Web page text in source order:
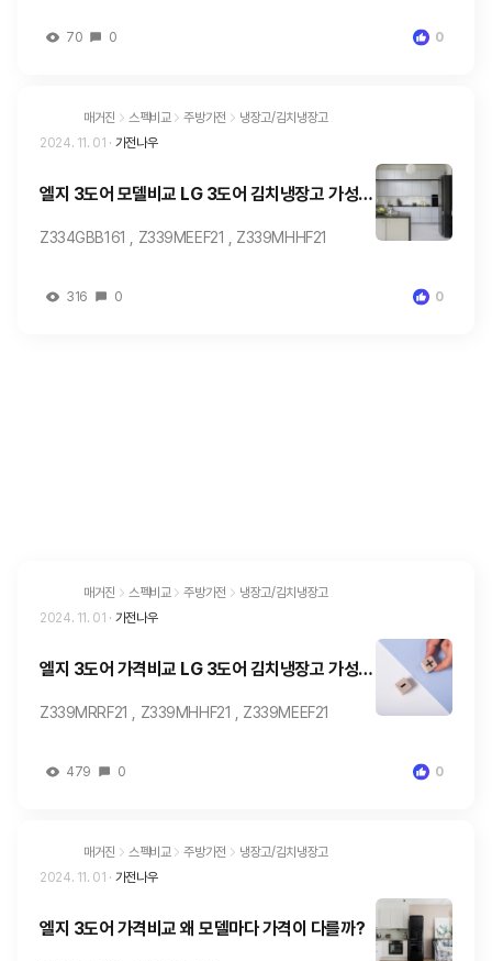
70 0 0
매거진 스펙비교 주방가전
냉장고/김치냉장고
2024. 11. 01 · 가전나우
엘지 3도어 모델비교 LG 3도어 김치냉장고 가성비
Z334GBB161 , Z339MEEF21 , Z339MHHF21
316 0 0
매거진 스펙비교 주방가전
냉장고/김치냉장고
2024. 11. 01 · 가전나우
엘지 3도어 가격비교 LG 3도어 김치냉장고 가성비
Z339MRRF21 , Z339MHHF21 , Z339MEEF21
479 0 0
매거진 스펙비교 주방가전
냉장고/김치냉장고
2024. 11. 01 · 가전나우
엘지 3도어 가격비교 왜 모델마다 가격이 다를까?